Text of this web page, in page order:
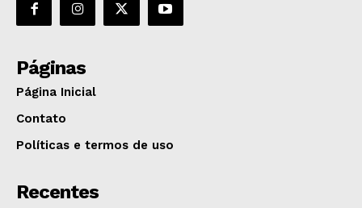
Páginas
Página Inicial
Contato
Políticas e termos de uso
Recentes